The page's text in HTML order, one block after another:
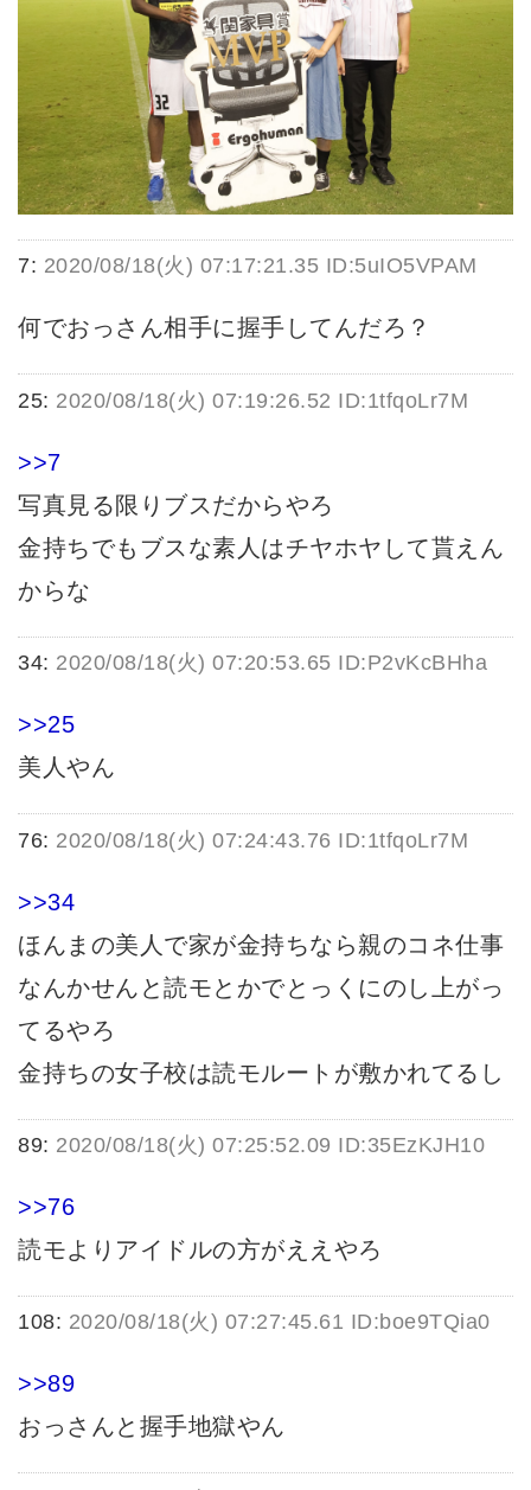
7: 2020/08/18(火) 07:17:21.35 ID:5uIO5VPAM
何でおっさん相手に握手してんだろ？
25: 2020/08/18(火) 07:19:26.52 ID:1tfqoLr7M
>>7
写真見る限りブスだからやろ
金持ちでもブスな素人はチヤホヤして貰えん
からな
34: 2020/08/18(火) 07:20:53.65 ID:P2vKcBHha
>>25
美人やん
76: 2020/08/18(火) 07:24:43.76 ID:1tfqoLr7M
>>34
ほんまの美人で家が金持ちなら親のコネ仕事
なんかせんと読モとかでとっくにのし上がっ
てるやろ
金持ちの女子校は読モルートが敷かれてるし
89: 2020/08/18(火) 07:25:52.09 ID:35EzKJH10
>>76
読モよりアイドルの方がええやろ
108: 2020/08/18(火) 07:27:45.61 ID:boe9TQia0
>>89
おっさんと握手地獄やん